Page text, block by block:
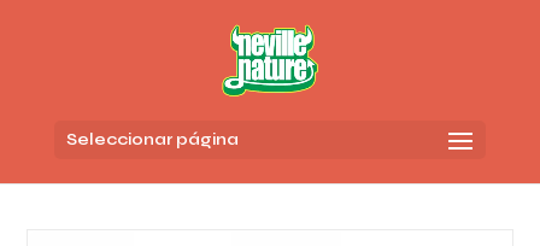
Seleccionar página